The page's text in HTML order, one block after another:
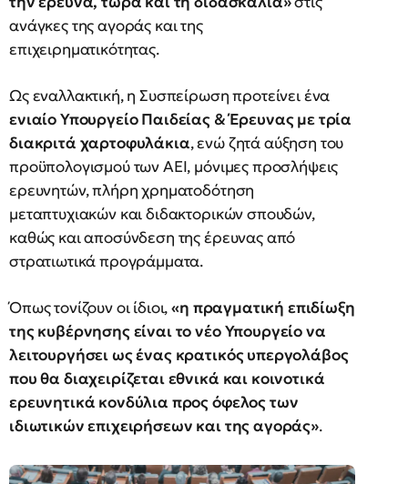
ανάγκες της αγοράς και της
επιχειρηματικότητας.
Ως εναλλακτική, η Συσπείρωση προτείνει ένα
ενιαίο Υπουργείο Παιδείας & Έρευνας με τρία
διακριτά χαρτοφυλάκια, ενώ ζητά αύξηση του
προϋπολογισμού των ΑΕΙ, μόνιμες προσλήψεις
ερευνητών, πλήρη χρηματοδότηση
μεταπτυχιακών και διδακτορικών σπουδών,
καθώς και αποσύνδεση της έρευνας από
στρατιωτικά προγράμματα.
Όπως τονίζουν οι ίδιοι,«η πραγματική επιδίωξη
της κυβέρνησης είναι το νέο Υπουργείο να
λειτουργήσει ως ένας κρατικός υπεργολάβος
που θα διαχειρίζεται εθνικά και κοινοτικά
ερευνητικά κονδύλια προς όφελος των
ιδιωτικών επιχειρήσεων και της αγοράς».